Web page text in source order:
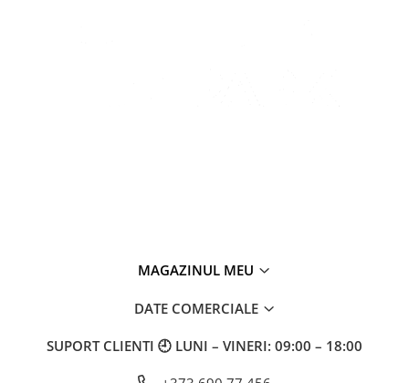
MAGAZINUL MEU
DATE COMERCIALE
SUPORT CLIENTI 🕘 LUNI – VINERI: 09:00 – 18:00